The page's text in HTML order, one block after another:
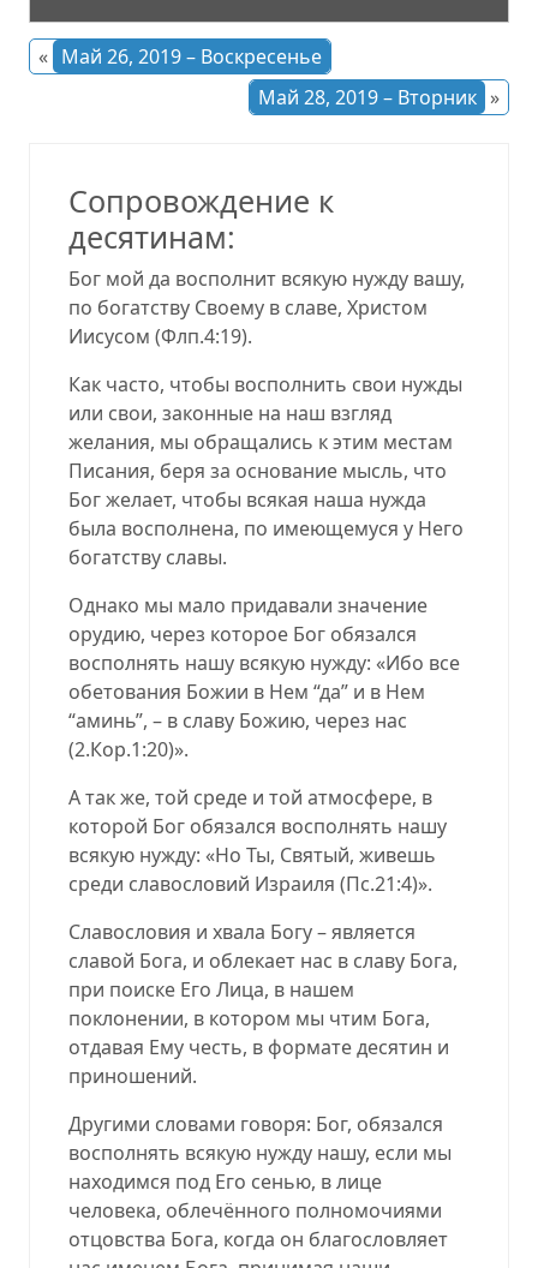
« Май 26, 2019 – Воскресенье
Май 28, 2019 – Вторник »
Сопровождение к
десятинам:
Бог мой да восполнит всякую нужду вашу,
по богатству Своему в славе, Христом
Иисусом (Флп.4:19).
Как часто, чтобы восполнить свои нужды
или свои, законные на наш взгляд
желания, мы обращались к этим местам
Писания, беря за основание мысль, что
Бог желает, чтобы всякая наша нужда
была восполнена, по имеющемуся у Него
богатству славы.
Однако мы мало придавали значение
орудию, через которое Бог обязался
восполнять нашу всякую нужду: «Ибо все
обетования Божии в Нем “да” и в Нем
“аминь”, – в славу Божию, через нас
(2.Кор.1:20)».
А так же, той среде и той атмосфере, в
которой Бог обязался восполнять нашу
всякую нужду: «Но Ты, Святый, живешь
среди славословий Израиля (Пс.21:4)».
Славословия и хвала Богу – является
славой Бога, и облекает нас в славу Бога,
при поиске Его Лица, в нашем
поклонении, в котором мы чтим Бога,
отдавая Ему честь, в формате десятин и
приношений.
Другими словами говоря: Бог, обязался
восполнять всякую нужду нашу, если мы
находимся под Его сенью, в лице
человека, облечённого полномочиями
отцовства Бога, когда он благословляет